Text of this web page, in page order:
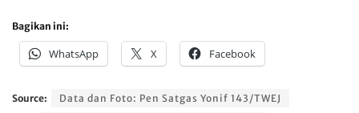
Bagikan ini:
WhatsApp X Facebook
Source:
Data dan Foto: Pen Satgas Yonif 143/TWEJ